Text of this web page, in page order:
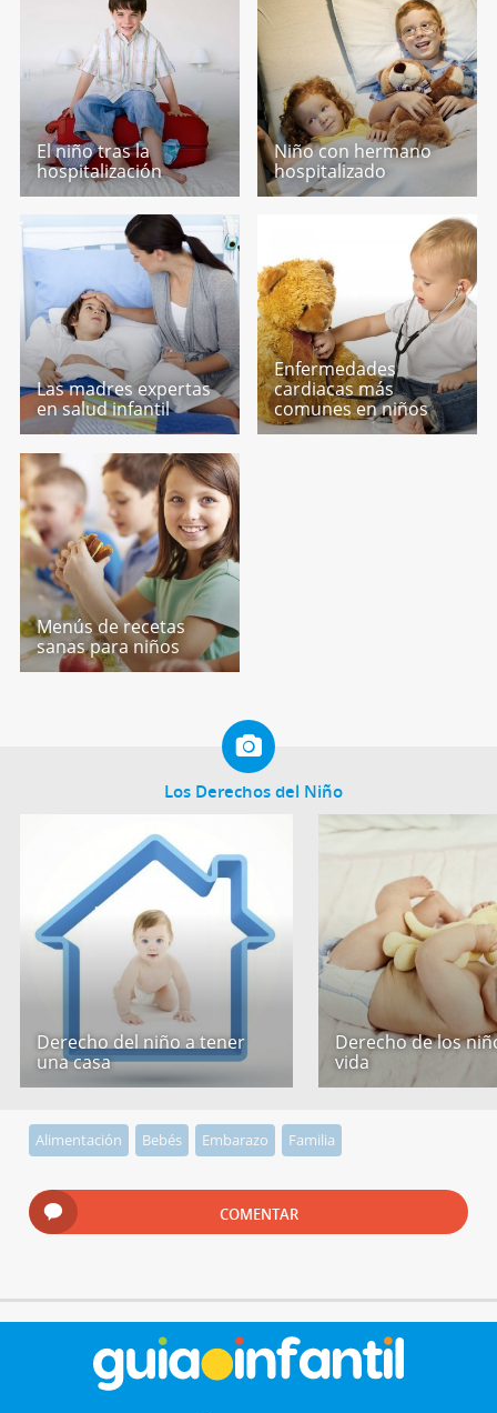
El niño tras la
hospitalización
Niño con hermano
hospitalizado
Las madres expertas
en salud infantil
Enfermedades
cardiacas más
comunes en niños
Menús de recetas
sanas para niños
Los Derechos del Niño
Derecho del niño a tener
una casa
Derecho de los
vida
Alimentación Bebés Embarazo Familia
COMENTAR